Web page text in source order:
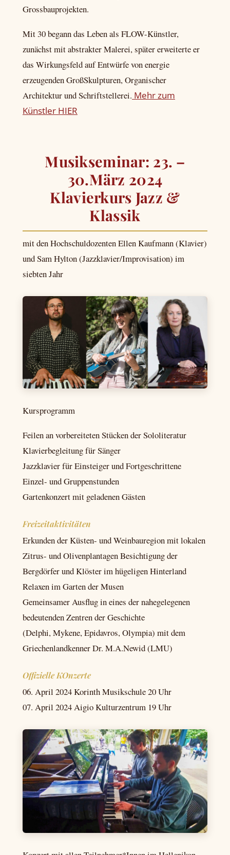
Grossbauprojekten.
Mit 30 begann das Leben als FLOW-Künstler,
zunächst mit abstrakter Malerei, später erweiterte er
das Wirkungsfeld auf Entwürfe von energie
erzeugenden GroßSkulpturen, Organischer
Architektur und Schriftstellerei. Mehr zum
Künstler HIER
Musikseminar: 23. –
30.März 2024
Klavierkurs Jazz &
Klassik
mit den Hochschuldozenten Ellen Kaufmann (Klavier)
und Sam Hylton (Jazzklavier/Improvisation) im
siebten Jahr
Kursprogramm
Feilen an vorbereiteten Stücken der Sololiteratur
Klavierbegleitung für Sänger
Jazzklavier für Einsteiger und Fortgeschrittene
Einzel- und Gruppenstunden
Gartenkonzert mit geladenen Gästen
Freizeitaktivitäten
Erkunden der Küsten- und Weinbauregion mit lokalen
Zitrus- und Olivenplantagen Besichtigung der
Bergdörfer und Klöster im hügeligen Hinterland
Relaxen im Garten der Musen
Gemeinsamer Ausflug in eines der nahegelegenen
bedeutenden Zentren der Geschichte
(Delphi, Mykene, Epidavros, Olympia) mit dem
Griechenlandkenner Dr. M.A.Newid (LMU)
Offizielle KOnzerte
06. April 2024 Korinth Musikschule 20 Uhr
07. April 2024 Aigio Kulturzentrum 19 Uhr